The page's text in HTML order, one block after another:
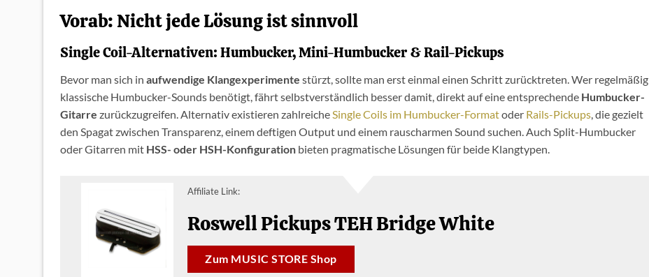
Vorab: Nicht jede Lösung ist sinnvoll
Single Coil-Alternativen: Humbucker, Mini-Humbucker & Rail-Pickups
Bevor man sich in aufwendige Klangexperimente stürzt, sollte man erst einmal einen Schritt zurücktreten. Wer regelmäßig
klassische Humbucker-Sounds benötigt, fährt selbstverständlich besser damit, direkt auf eine entsprechende Humbucker-
Gitarre zurückzugreifen. Alternativ existieren zahlreicheSingle Coils im Humbucker-Formatoder Rails-Pickups, die gezielt
den Spagat zwischen Transparenz, einem deftigen Output und einem rauscharmen Sound suchen. Auch Split-Humbucker
oder Gitarren mit HSS- oder HSH-Konfiguration bieten pragmatische Lösungen für beide Klangtypen.
Affiliate Link:
Roswell Pickups TEH Bridge White
Zum MUSIC STORE Shop